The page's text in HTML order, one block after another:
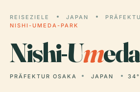
REISEZIELE JAPAN
NISHI-UMEDA-PARK
Nishi-Um
PRÄFEKTUR OSAKA JAPAN